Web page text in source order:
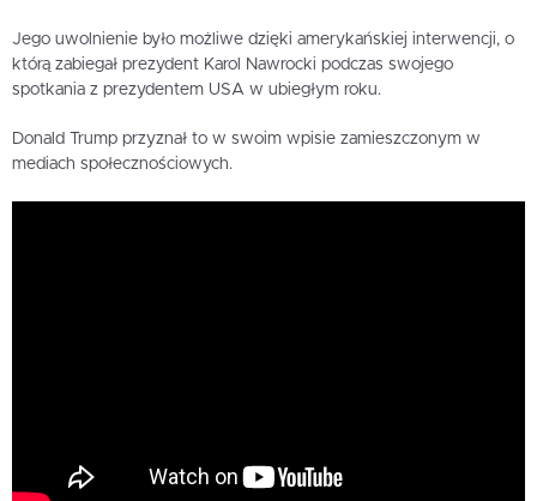
Jego uwolnienie było możliwe dzięki amerykańskiej interwencji, o
którą zabiegał prezydent Karol Nawrocki podczas swojego
spotkania z prezydentem USA w ubiegłym roku.
Donald Trump przyznał to w swoim wpisie zamieszczonym w
mediach społecznościowych.